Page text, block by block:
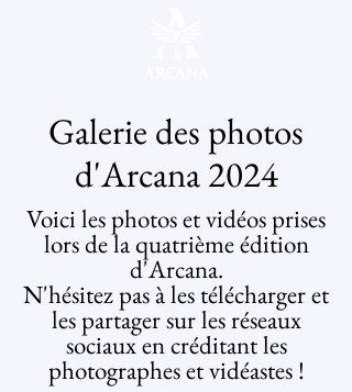
Galerie des photos
d'Arcana 2024
Voici les photos et vidéos prises
lors de la quatrième édition
d'Arcana.
N'hésitez pas à les télécharger et
les partager sur les réseaux
sociaux en créditant les
photographes et vidéastes !